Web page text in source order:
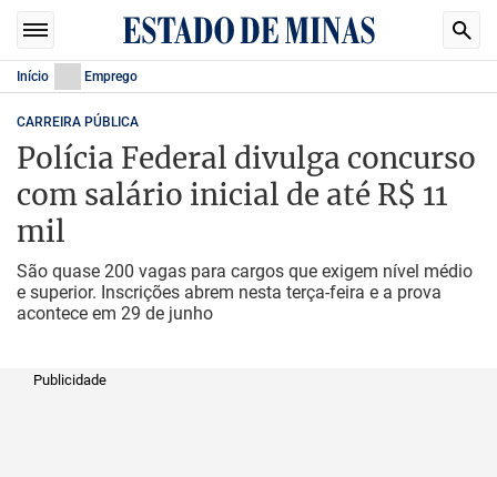
Início Emprego
CARREIRA PÚBLICA
Polícia Federal divulga concurso
com salário inicial de até R$ 11
mil
São quase 200 vagas para cargos que exigem nível médio
e superior. Inscrições abrem nesta terça-feira e a prova
acontece em 29 de junho
Publicidade